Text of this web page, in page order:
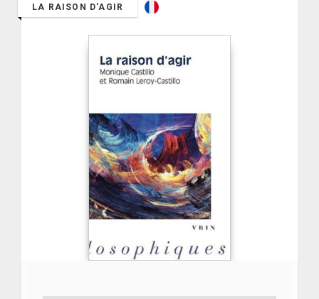
LA RAISON D'AGIR